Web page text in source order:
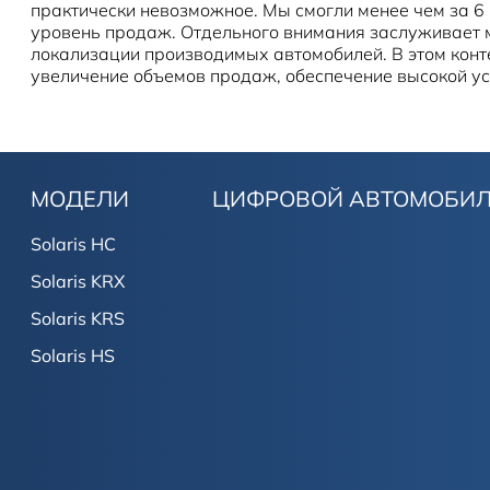
практически невозможное. Мы смогли менее чем за
уровень продаж. Отдельного внимания заслуживает
локализации производимых автомобилей. В этом
увеличение объемов продаж, обеспечение высокой
МОДЕЛИ
Solaris HC
Solaris KRX
Solaris KRS
Solaris HS
ЦИФРОВОЙ